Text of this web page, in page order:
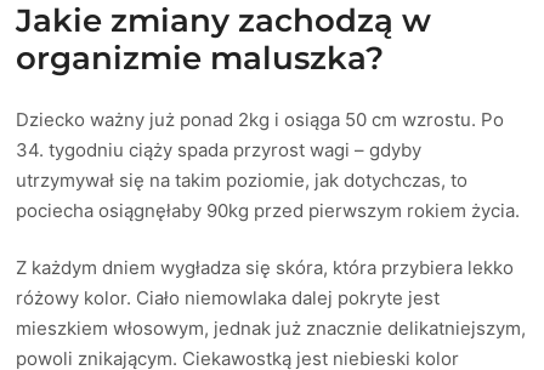
Jakie zmiany zachodzą w
organizmie maluszka?
Dziecko ważny już ponad 2kg i osiąga 50 cm wzrostu. Po
34. tygodniu ciąży spada przyrost wagi – gdyby
utrzymywał się na takim poziomie, jak dotychczas, to
pociecha osiągnęłaby 90kg przed pierwszym rokiem życia.
Z każdym dniem wygładza się skóra, która przybiera lekko
różowy kolor. Ciało niemowlaka dalej pokryte jest
mieszkiem włosowym, jednak już znacznie delikatniejszym,
powoli znikającym. Ciekawostką jest niebieski kolor